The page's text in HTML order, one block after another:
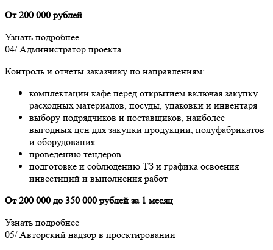
От 200 000 рублей
Узнать подробнее
04/Администратор проекта
Контроль и отчеты заказчику по направлениям:
комплектации кафе перед открытием включая закупку
расходных материалов, посуды, упаковки и инвентаря
выбору подрядчиков и поставщиков, наиболее
выгодных цен для закупки продукции, полуфабрикатов
и оборудования
проведению тендеров
подготовке и соблюдению ТЗ и графика освоения
инвестиций и выполнения работ
От 200 000 до 350 000 рублей за 1 месяц
Узнать подробнее
05/Авторский надзор в проектировании